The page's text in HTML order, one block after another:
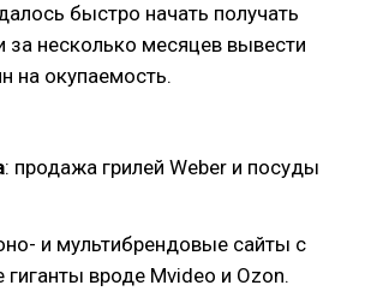
быстро начать получать
за несколько месяцев вывести
на окупаемость.
: продажа грилей Weber и посуды
и мультибрендовые сайты с
гиганты вроде Mvideo и Ozon.